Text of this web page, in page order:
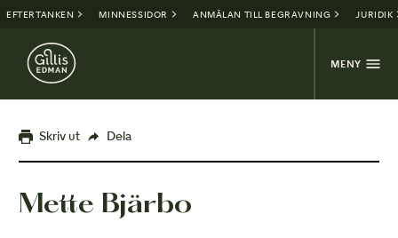
EFTERTANKEN MINNESSIDOR ANMÄLAN TILL BEGRAVNING JURIDIK
MENY
Skriv ut Dela
Mette Bjärbo